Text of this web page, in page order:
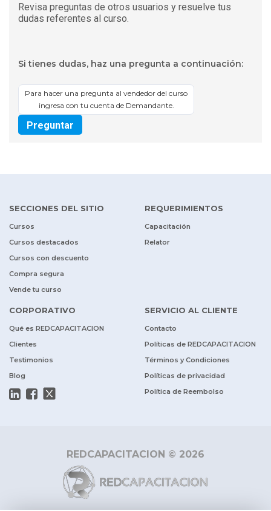
Revisa preguntas de otros usuarios y resuelve tus
dudas referentes al curso.
Si tienes dudas, haz una pregunta a continuación:
Para hacer una pregunta al vendedor del curso
ingresa con tu cuenta de Demandante.
Preguntar
SECCIONES DEL SITIO
Cursos
Cursos destacados
Cursos con descuento
Compra segura
Vende tu curso
REQUERIMIENTOS
Capacitación
Relator
CORPORATIVO
Qué es REDCAPACITACION
Clientes
Testimonios
Blog
SERVICIO AL CLIENTE
Contacto
Políticas de REDCAPACITACION
Términos y Condiciones
Políticas de privacidad
Política de Reembolso
REDCAPACITACION © 2026